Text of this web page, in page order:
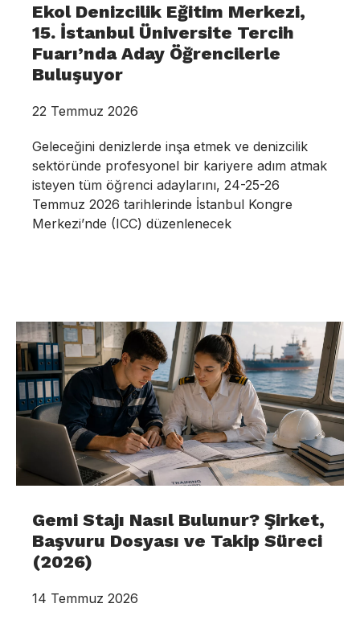
Ekol Denizcilik Eğitim Merkezi,
15. İstanbul Üniversite Tercih
Fuarı’nda Aday Öğrencilerle
Buluşuyor
22 Temmuz 2026
Geleceğini denizlerde inşa etmek ve denizcilik
sektöründe profesyonel bir kariyere adım atmak
isteyen tüm öğrenci adaylarını, 24-25-26
Temmuz 2026 tarihlerinde İstanbul Kongre
Merkezi’nde (ICC) düzenlenecek
Gemi Stajı Nasıl Bulunur? Şirket,
Başvuru Dosyası ve Takip Süreci
(2026)
14 Temmuz 2026